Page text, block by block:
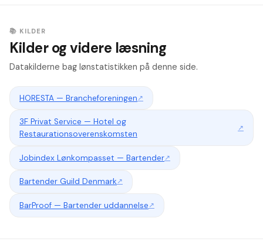
📚 KILDER
Kilder og videre læsning
Datakilderne bag lønstatistikken på denne side.
HORESTA — Brancheforeningen↗
3F Privat Service — Hotel og
Restaurationsoverenskomsten
↗
Jobindex Lønkompasset — Bartender↗
Bartender Guild Denmark↗
BarProof — Bartender uddannelse↗